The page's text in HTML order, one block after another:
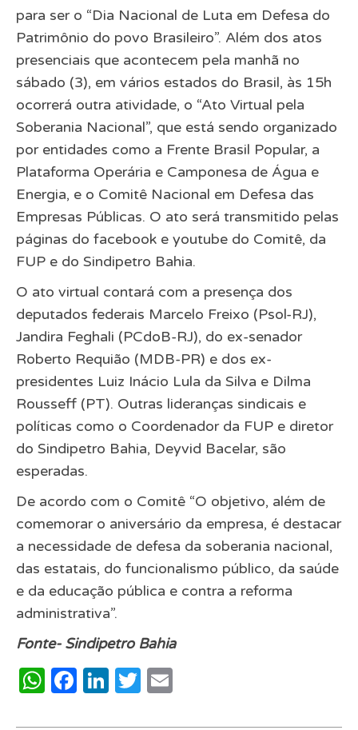
para ser o “Dia Nacional de Luta em Defesa do
Patrimônio do povo Brasileiro”. Além dos atos
presenciais que acontecem pela manhã no
sábado (3), em vários estados do Brasil, às 15h
ocorrerá outra atividade, o “Ato Virtual pela
Soberania Nacional”, que está sendo organizado
por entidades como a Frente Brasil Popular, a
Plataforma Operária e Camponesa de Água e
Energia, e o Comitê Nacional em Defesa das
Empresas Públicas. O ato será transmitido pelas
páginas do facebook e youtube do Comitê, da
FUP e do Sindipetro Bahia.
O ato virtual contará com a presença dos
deputados federais Marcelo Freixo (Psol-RJ),
Jandira Feghali (PCdoB-RJ), do ex-senador
Roberto Requião (MDB-PR) e dos ex-
presidentes Luiz Inácio Lula da Silva e Dilma
Rousseff (PT). Outras lideranças sindicais e
políticas como o Coordenador da FUP e diretor
do Sindipetro Bahia, Deyvid Bacelar, são
esperadas.
De acordo com o Comitê “O objetivo, além de
comemorar o aniversário da empresa, é destacar
a necessidade de defesa da soberania nacional,
das estatais, do funcionalismo público, da saúde
e da educação pública e contra a reforma
administrativa”.
Fonte- Sindipetro Bahia
WhatsApp
Facebook
LinkedIn
Twitter